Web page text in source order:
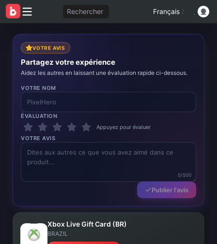
Rechercher Français /
VOTRE AVIS
Partagez votre expérience
Aidez les autres en laissant une évaluation rapide ci-dessous.
VOTRE NOM
ÉVALUATION
Appuyez pour évaluer
VOTRE AVIS
0/500
Publier l'avis
Xbox Live Gift Card (BR)
BRAZIL